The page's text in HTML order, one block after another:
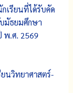
เรียนที่ได้รับคัด
บมัธยมศึกษา
พ.ศ. 2569
นวิทยาศาสตร์-